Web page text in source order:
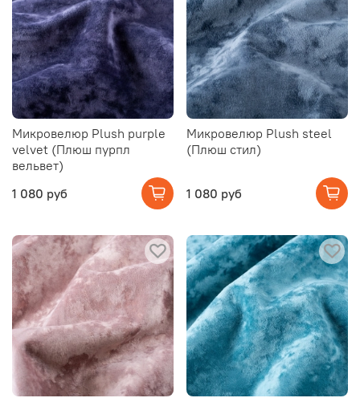
Микровелюр Plush purple
velvet (Плюш пурпл
вельвет)
1 080 руб
Микровелюр Plush steel
(Плюш стил)
1 080 руб